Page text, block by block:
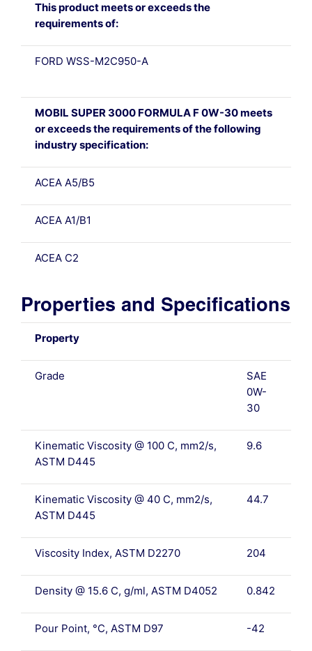
This product meets or exceeds the
requirements of:
FORD WSS-M2C950-A
MOBIL SUPER 3000 FORMULA F 0W-30 meets
or exceeds the requirements of the following
industry specification:
ACEA A5/B5
ACEA A1/B1
ACEA C2
Properties and Specifications
Property
Grade
SAE
0W-
30
Kinematic Viscosity @ 100 C, mm2/s,
ASTM D445
9.6
Kinematic Viscosity @ 40 C, mm2/s,
ASTM D445
44.7
Viscosity Index, ASTM D2270 204
Density @ 15.6 C, g/ml, ASTM D4052 0.842
Pour Point, °C, ASTM D97 -42